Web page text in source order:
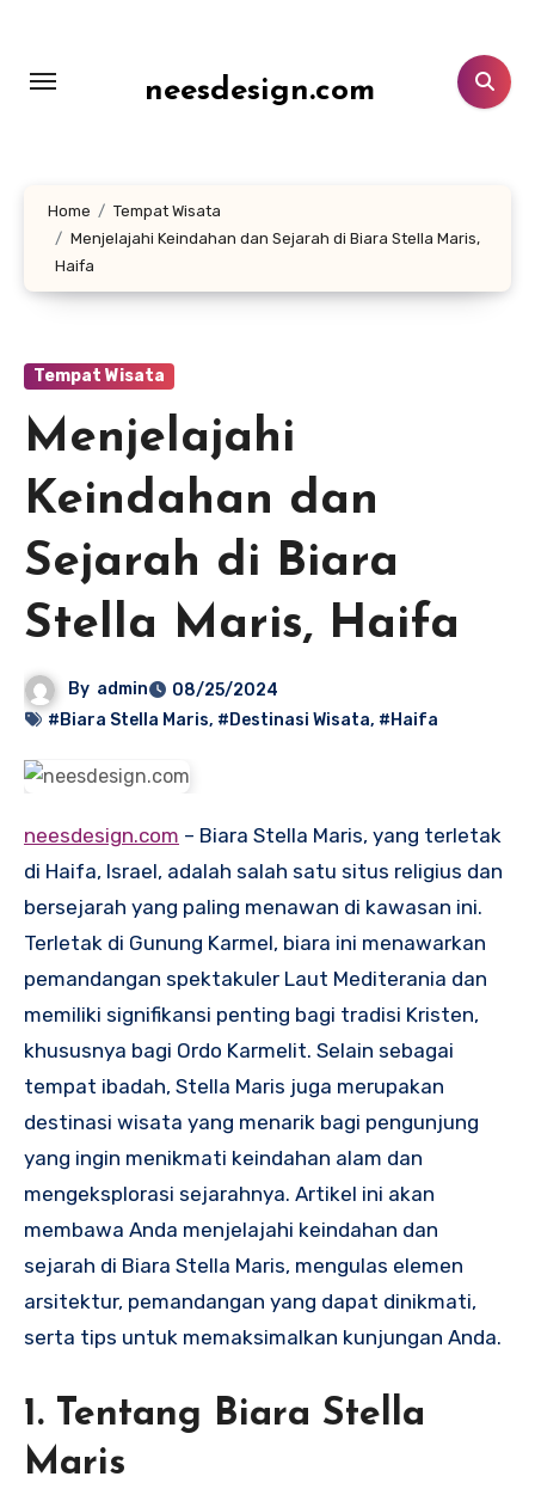
konten
neesdesign.com
Home
Tempat Wisata
Menjelajahi Keindahan dan Sejarah di Biara Stella Maris,
Haifa
Tempat Wisata
Menjelajahi
Keindahan dan
Sejarah di Biara
Stella Maris, Haifa
By admin
08/25/2024
#Biara Stella Maris, #Destinasi Wisata, #Haifa
neesdesign.com – Biara Stella Maris, yang terletak
di Haifa, Israel, adalah salah satu situs religius dan
bersejarah yang paling menawan di kawasan ini.
Terletak di Gunung Karmel, biara ini menawarkan
pemandangan spektakuler Laut Mediterania dan
memiliki signifikansi penting bagi tradisi Kristen,
khususnya bagi Ordo Karmelit. Selain sebagai
tempat ibadah, Stella Maris juga merupakan
destinasi wisata yang menarik bagi pengunjung
yang ingin menikmati keindahan alam dan
mengeksplorasi sejarahnya. Artikel ini akan
membawa Anda menjelajahi keindahan dan
sejarah di Biara Stella Maris, mengulas elemen
arsitektur, pemandangan yang dapat dinikmati,
serta tips untuk memaksimalkan kunjungan Anda.
1. Tentang Biara Stella
Maris